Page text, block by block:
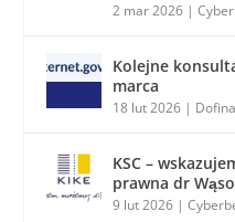
2 mar 2026 |
Kolejne
marca
18 lut 2026 |
KSC –
prawna dr
9 lut 2026 |